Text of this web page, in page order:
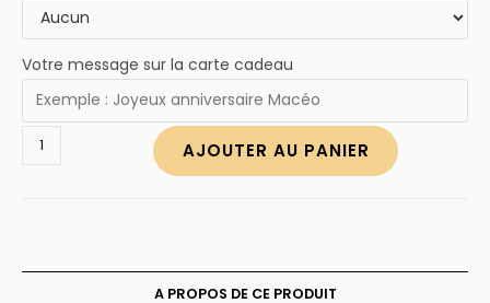
Votre message sur la carte cadeau
AJOUTER AU PANIER
A PROPOS DE CE PRODUIT